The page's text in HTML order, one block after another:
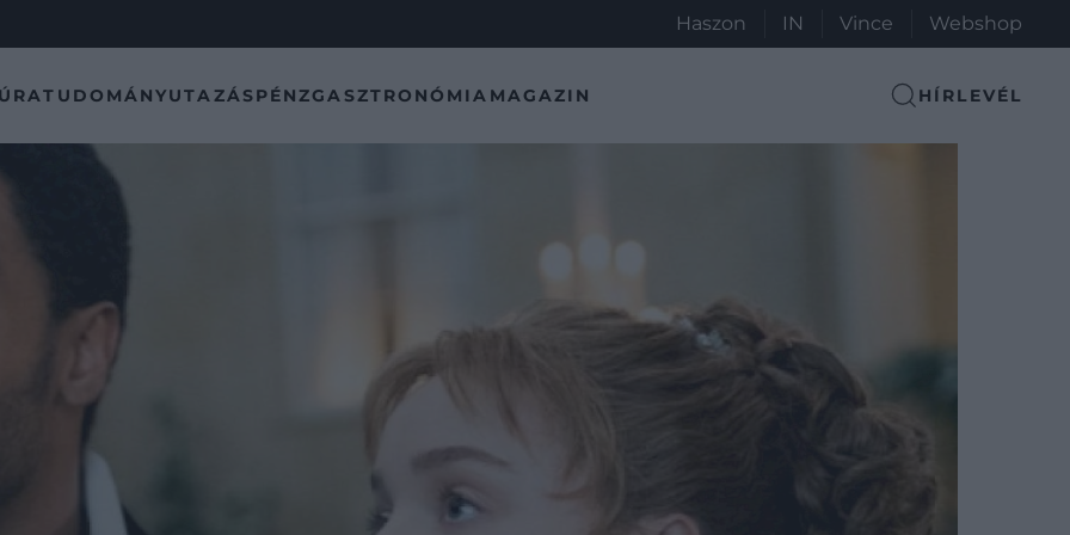
Haszon IN Vince Webshop
TUDOMÁNYUTAZÁSPÉNZGASZTRONÓMIA MAGAZIN HÍRLEVÉL